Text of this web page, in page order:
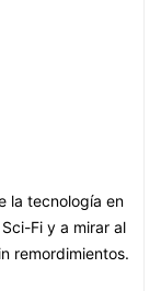
la tecnología en
Fi y a mirar al
remordimientos.